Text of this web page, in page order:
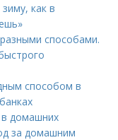
как в
способами.
способом в
в домашних
за домашним